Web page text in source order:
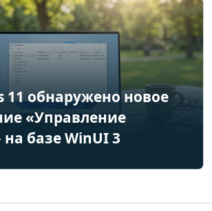
11 обнаружено новое
«Управление
базе WinUI 3